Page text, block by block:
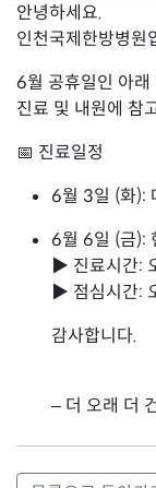
안녕하세요.
인천국제한방병원
6월 공휴일인 아래
진료 및 내원에 참
📅 진료일정
6월 3일 (화):
6월 6일 (금):
▶ 진료시간:
▶ 점심시간:
감사합니다.
– 더 오래 더